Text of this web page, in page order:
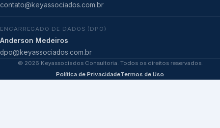
contato@keyassociados.com.br
ENCARREGADO DE DADOS (DPO)
Anderson Medeiros
dpo@keyassociados.com.br
© 2026 Keyassociados Consultoria. Todos os direitos reservados.
Política de PrivacidadeTermos de Uso